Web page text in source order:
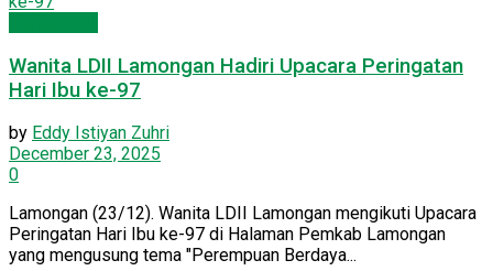
Wanita LDII Lamongan Hadiri Upacara Peringatan
Hari Ibu ke-97
by Eddy Istiyan Zuhri
December 23, 2025
0
Lamongan (23/12). Wanita LDII Lamongan mengikuti Upacara
Peringatan Hari Ibu ke-97 di Halaman Pemkab Lamongan
yang mengusung tema "Perempuan Berdaya...